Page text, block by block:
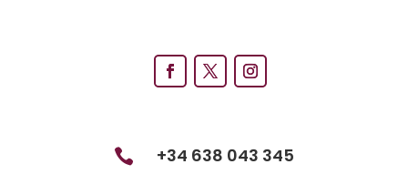
 +34 638 043 345